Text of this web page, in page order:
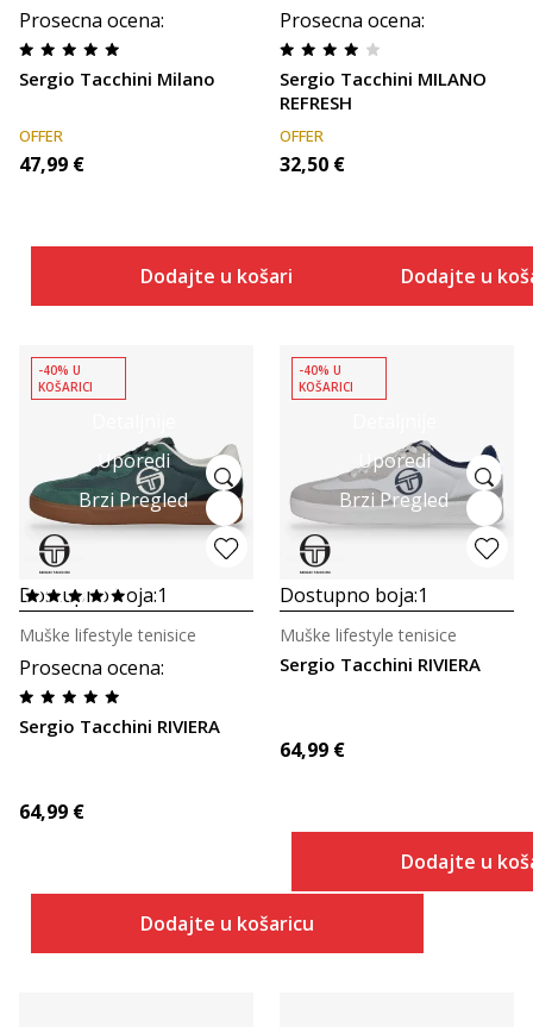
Prosecna ocena:
Sergio Tacchini Milano
OFFER
47,99 €
Dodajte u košaricu
Prosecna ocena:
Sergio Tacchini MILANO
REFRESH
OFFER
32,50 €
Dodajte u
Uporedi
Brzi Pregled
-40% U
KOŠARICI
Dostupno boja:1
Prosecna ocena:
Sergio Tacchini RIVIERA
Muške lifestyle tenisice
64,99 €
Dodajte u košaricu
Uporedi
Brzi Pregled
-40% U
KOŠARICI
Dostupno boja:1
Sergio Tacchini RIVIERA
Muške lifestyle tenisice
64,99 €
Dodajte u